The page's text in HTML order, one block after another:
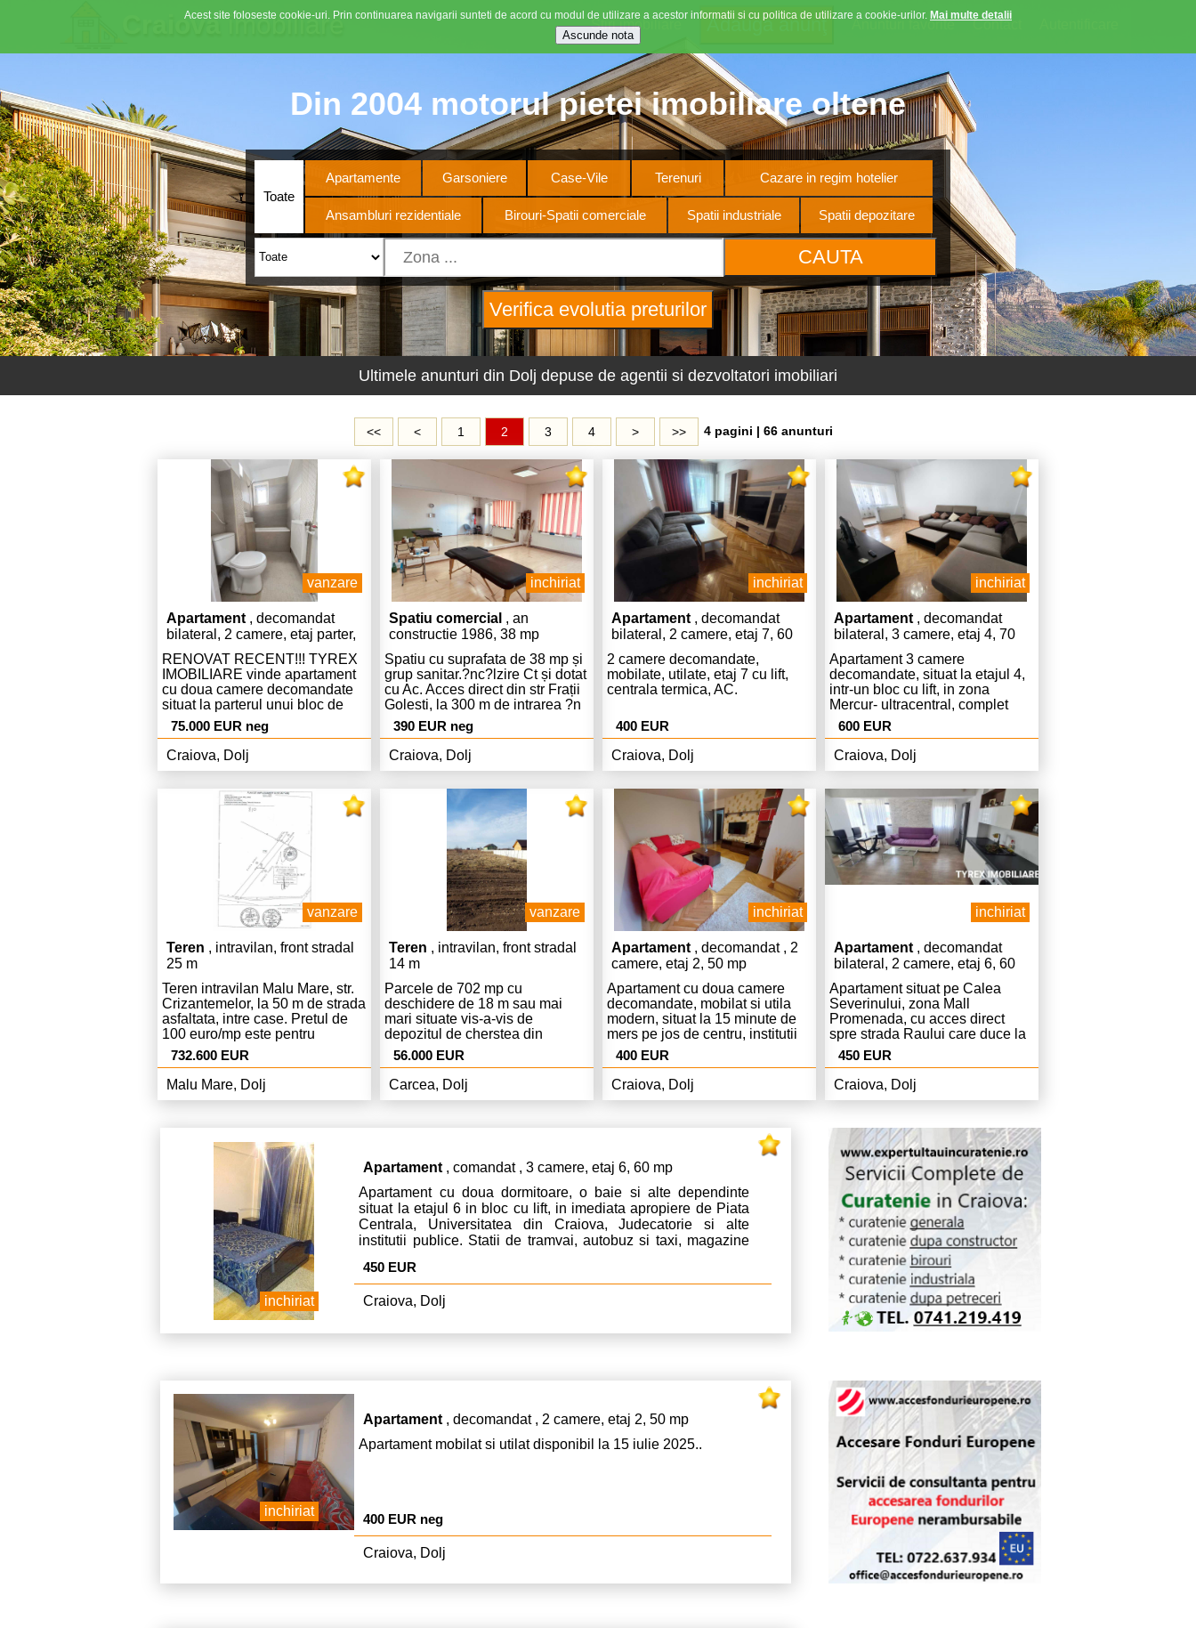
Craiovaimobiliare Contact
Anunturi favorite
Stiri imobiliare
Din 2004 motorul pietei imobiliare oltene
Toate
Apartamente Garsoniere Case-Vile Terenuri Cazare in regim hotelier
Ansambluri rezidentiale Birouri-Spatii comerciale Spatii industriale Spatii depozitare
Ultimele anunturi din Dolj depuse de agentii si dezvoltatori imobiliari
<< < 1 2 3 4 > >> 4 pagini | 66 anunturi
vanzare
Apartament , decomandat
bilateral, 2 camere, etaj parter,
40 mp
RENOVAT RECENT!!! TYREX
IMOBILIARE vinde apartament
cu doua camere decomandate
situat la parterul unui bloc de
caramida, fara balcon, cu
imbunatatiri (termopane, usa
metalica, repartitoare, gresie,
faianta, parchet). Apartamentul
de vizitare: luni-vineri 09.00-
16.00 Pentru programarea
vizitarii contactati agentia la
0745764996.
75.000 EUR neg
Craiova, Dolj
inchiriat
Spatiu comercial , an
constructie 1986, 38 mp
Spatiu cu suprafata de 38 mp și
grup sanitar.?nc?lzire Ct și dotat
cu Ac. Acces direct din str Frații
Golesti, la 300 m de intrarea ?n
Piața central?. Destinație spațiu
comercial, birouri, salon.
390 EUR neg
Craiova, Dolj
inchiriat
Apartament , decomandat
bilateral, 2 camere, etaj 7, 60
mp
2 camere decomandate,
mobilate, utilate, etaj 7 cu lift,
centrala termica, AC.
400 EUR
Craiova, Dolj
inchiriat
Apartament , decomandat
bilateral, 3 camere, etaj 4, 70
mp
Apartament 3 camere
decomandate, situat la etajul 4,
intr-un bloc cu lift, in zona
Mercur- ultracentral, complet
mobilat si utilat.
600 EUR
Craiova, Dolj
vanzare
Teren , intravilan, front stradal
25 m
Teren intravilan Malu Mare, str.
Crizantemelor, la 50 m de strada
asfaltata, intre case. Pretul de
100 euro/mp este pentru
vanzarea integrala a
terenului.Terenul se poate
parcela in suprafete diverse, la
cererea cumparatorului
functie de suprafata dorita. Fara
comision la cumparare!
732.600 EUR
Malu Mare, Dolj
vanzare
Teren , intravilan, front stradal
14 m
Parcele de 702 mp cu
deschidere de 18 m sau mai
mari situate vis-a-vis de
depozitul de cherstea din
spatele Avicola- Metro. Fara
comision de la cumparator.
56.000 EUR
Carcea, Dolj
inchiriat
Apartament , decomandat , 2
camere, etaj 2, 50 mp
Apartament cu doua camere
decomandate, mobilat si utila
modern, situat la 15 minute de
mers pe jos de centru, institutii
publice, scoli si gradinite. In
zona se afla Unitatea Militara si
Politia Romana. Pentru vizitare
si alte detalii contactati agentia.
400 EUR
Craiova, Dolj
inchiriat
Apartament , decomandat
bilateral, 2 camere, etaj 6, 60
mp
Apartament situat pe Calea
Severinului, zona Mall
Promenada, cu acces direct
spre strada Raului care duce la
iesirea spre Podari.
Apartamentul se afla in bloc nou
construit (2022-2023) si
beneficiaza de parcare privata.
450 EUR
Craiova, Dolj
inchiriat
Apartament , comandat , 3 camere, etaj 6, 60 mp
Apartament cu doua dormitoare, o baie si alte dependinte
situat la etajul 6 in bloc cu lift, in imediata apropiere de Piata
Centrala, Universitatea din Craiova, Judecatorie si alte
institutii publice. Statii de tramvai, autobuz si taxi, magazine
450 EUR
Craiova, Dolj
inchiriat
Apartament , decomandat , 2 camere, etaj 2, 50 mp
Apartament mobilat si utilat disponibil la 15 iulie 2025..
400 EUR neg
Craiova, Dolj
Acest site foloseste cookie-uri. Prin continuarea navigarii sunteti de acord cu modul de utilizare a acestor informatii si cu politica de utilizare a cookie-urilor. Mai multe detalii